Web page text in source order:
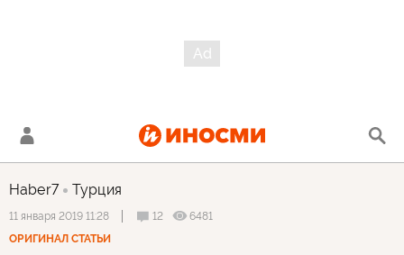
Haber7 Турция
11 января 2019 11:28 12
6481
ОРИГИНАЛ СТАТЬИ